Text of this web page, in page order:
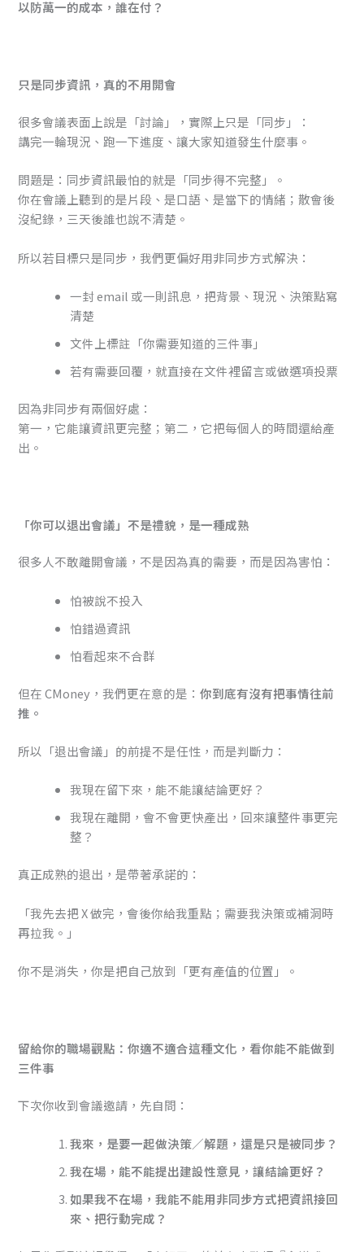
以防萬一的成本，誰在付？
只是同步資訊，真的不用開會
很多會議表面上說是「討論」，實際上只是「同步」：
講完一輪現況、跑一下進度、讓大家知道發生什麼事。
問題是：同步資訊最怕的就是「同步得不完整」。
你在會議上聽到的是片段、是口語、是當下的情緒；散會後
沒紀錄，三天後誰也說不清楚。
所以若目標只是同步，我們更偏好用非同步方式解決：
一封 email 或一則訊息，把背景、現況、決策點寫
清楚
文件上標註「你需要知道的三件事」
若有需要回覆，就直接在文件裡留言或做選項投票
因為非同步有兩個好處：
第一，它能讓資訊更完整；第二，它把每個人的時間還給產
出。
「你可以退出會議」不是禮貌，是一種成熟
很多人不敢離開會議，不是因為真的需要，而是因為害怕：
怕被說不投入
怕錯過資訊
怕看起來不合群
但在 CMoney，我們更在意的是：你到底有沒有把事情往前
推。
所以「退出會議」的前提不是任性，而是判斷力：
我現在留下來，能不能讓結論更好？
我現在離開，會不會更快產出，回來讓整件事更完
整？
真正成熟的退出，是帶著承諾的：
「我先去把 X 做完，會後你給我重點；需要我決策或補洞時
再拉我。」
你不是消失，你是把自己放到「更有產值的位置」。
留給你的職場觀點：你適不適合這種文化，看你能不能做到
三件事
下次你收到會議邀請，先自問：
我來，是要一起做決策／解題，還是只是被同步？
我在場，能不能提出建設性意見，讓結論更好？
如果我不在場，我能不能用非同步方式把資訊接回
來、把行動完成？